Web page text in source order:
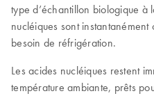
type d’échantillon biologique à
nucléiques sont
besoin de réfrigération.
Les acides nucléiques restent
température ambiante, prêts